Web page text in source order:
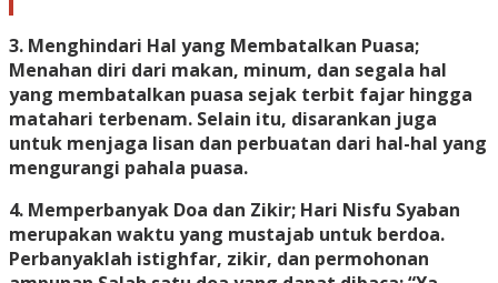
3. Menghindari Hal yang Membatalkan Puasa;
Menahan diri dari makan, minum, dan segala hal
yang membatalkan puasa sejak terbit fajar hingga
matahari terbenam. Selain itu, disarankan juga
untuk menjaga lisan dan perbuatan dari hal-hal yang
mengurangi pahala puasa.
4. Memperbanyak Doa dan Zikir; Hari Nisfu Syaban
merupakan waktu yang mustajab untuk berdoa.
Perbanyaklah istighfar, zikir, dan permohonan